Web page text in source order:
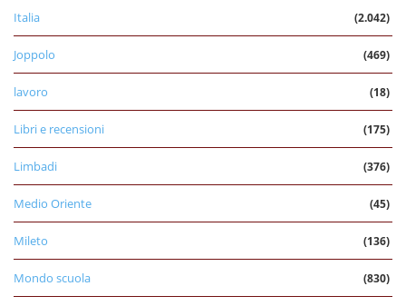
Italia (2.042)
Joppolo (469)
lavoro (18)
Libri e recensioni (175)
Limbadi (376)
Medio Oriente (45)
Mileto (136)
Mondo scuola (830)